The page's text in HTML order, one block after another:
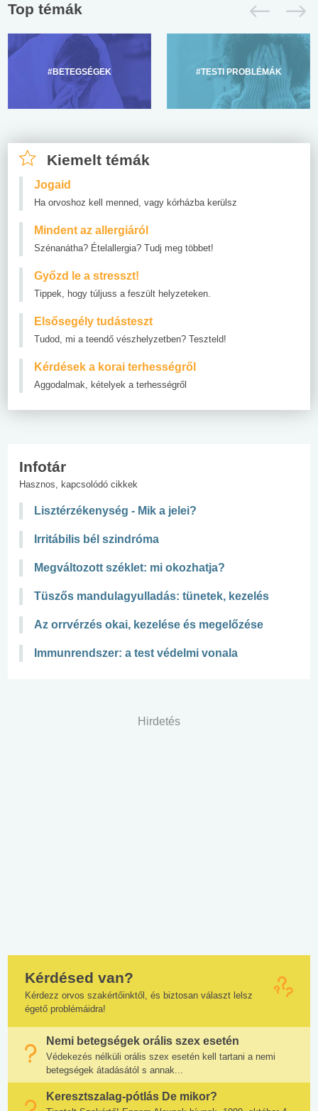
Top témák
#BETEGSÉGEK #TESTI PROBLÉMÁK
Kiemelt témák
Jogaid
Ha orvoshoz kell menned, vagy kórházba kerülsz
Mindent az allergiáról
Szénanátha? Ételallergia? Tudj meg többet!
Győzd le a stresszt!
Tippek, hogy túljuss a feszült helyzeteken.
Elsősegély tudásteszt
Tudod, mi a teendő vészhelyzetben? Teszteld!
Kérdések a korai terhességről
Aggodalmak, kételyek a terhességről
Infotár
Hasznos, kapcsolódó cikkek
Lisztérzékenység - Mik a jelei?
Irritábilis bél szindróma
Megváltozott széklet: mi okozhatja?
Tüszős mandulagyulladás: tünetek, kezelés
Az orrvérzés okai, kezelése és megelőzése
Immunrendszer: a test védelmi vonala
Hirdetés
Kérdésed van?
Kérdezz orvos szakértőinktől, és biztosan választ lelsz
égető problémáidra!
Nemi betegségek orális szex esetén
Védekezés nélküli orális szex esetén kell tartani a nemi
betegségek átadásától s annak...
Keresztszalag-pótlás De mikor?